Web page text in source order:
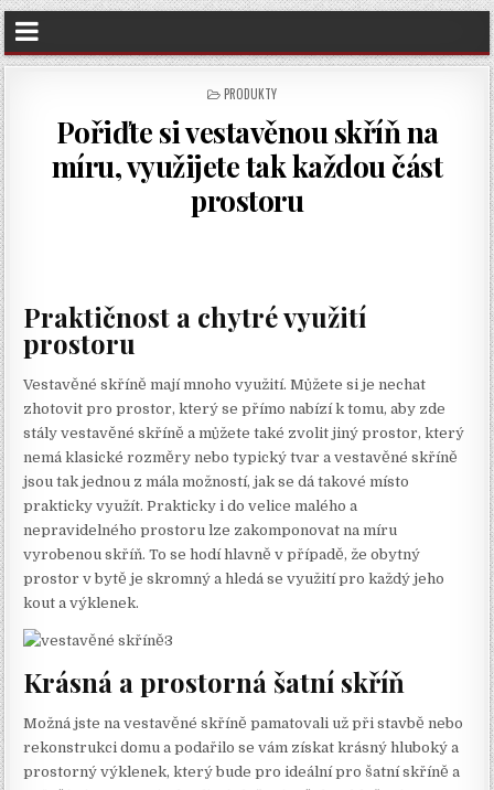
POSTED
PRODUKTY
Pořiďte si vestavěnou skříň na
míru, využijete tak každou část
prostoru
Praktičnost a chytré využití
prostoru
Vestavěné skříně mají mnoho využití. Můžete si je nechat
zhotovit pro prostor, který se přímo nabízí k tomu, aby zde
stály vestavěné skříně a můžete také zvolit jiný prostor, který
nemá klasické rozměry nebo typický tvar a vestavěné skříně
jsou tak jednou z mála možností, jak se dá takové místo
prakticky využít. Prakticky i do velice malého a
nepravidelného prostoru lze zakomponovat na míru
vyrobenou skříň. To se hodí hlavně v případě, že obytný
prostor v bytě je skromný a hledá se využití pro každý jeho
kout a výklenek.
Krásná a prostorná šatní skříň
Možná jste na vestavěné skříně pamatovali už při stavbě nebo
rekonstrukci domu a podařilo se vám získat krásný hluboký a
prostorný výklenek, který bude pro ideální pro šatní skříně a